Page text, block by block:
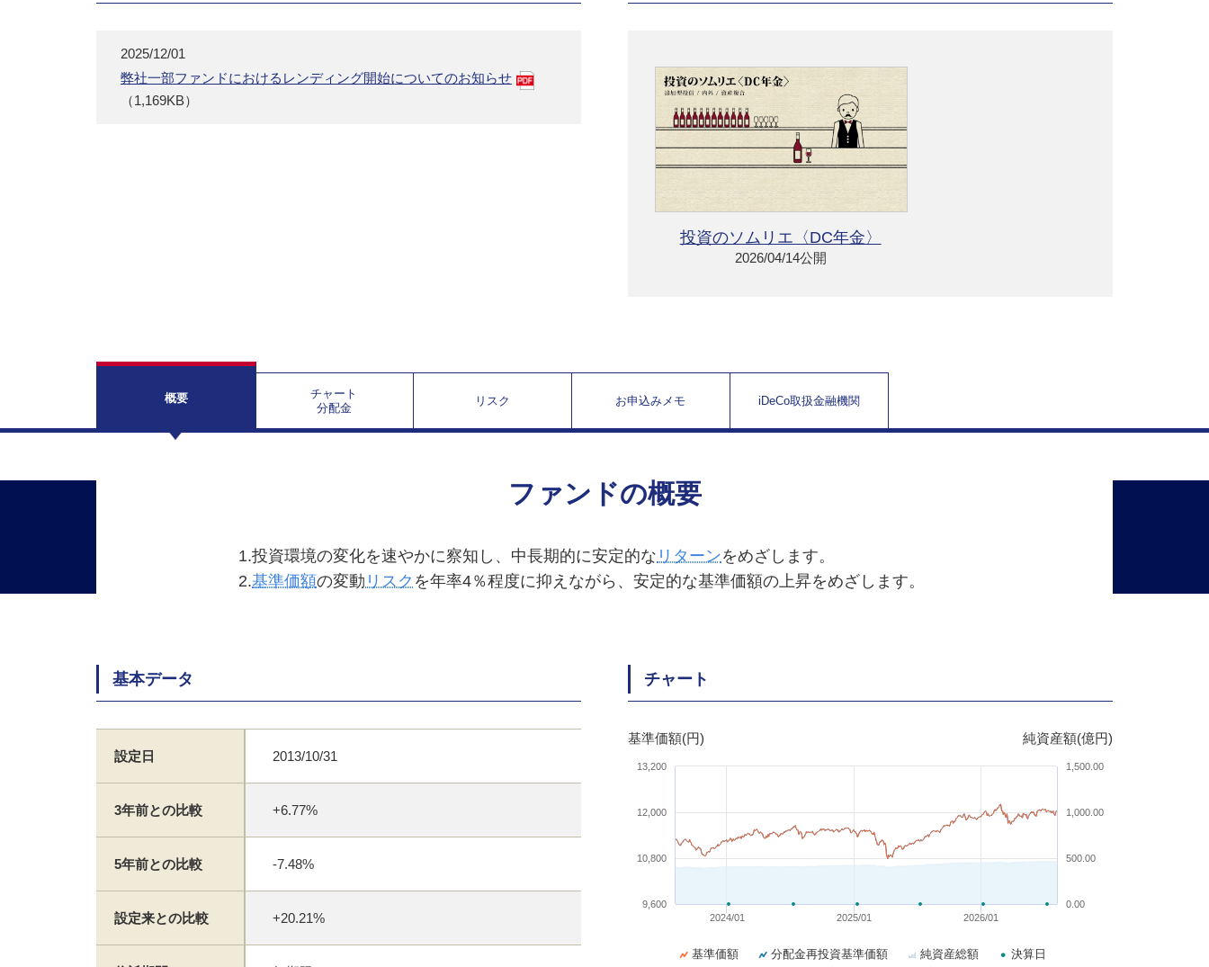
投資のソムリエ〈DC年金〉
2026/04/14公開
2025/12/01
弊社一部ファンドにおけるレンディング開始についてのお知らせ
（1,169KB）
概要
チャート
分配金
リスク お申込みメモ iDeCo取扱金融機関
ファンドの概要
1.投資環境の変化を速やかに察知し、中長期的に安定的な リターンをめざします。
2.基準価額の変動 リスク を年率4％程度に抑えながら、安定的な基準価額の上昇をめざします。
基本データ
設定日 2013/10/31
3年前との比較 +6.77%
5年前との比較 -7.48%
設定来との比較 +20.21%
チャート
基準価額(円) 純資産額(億円)
2024/01 2025/01 2026/01
9,600
10,800
12,000
13,200
0.00
500.00
1,000.00
1,500.00
基準価額 分配金再投資基準価額 純資産総額 決算日